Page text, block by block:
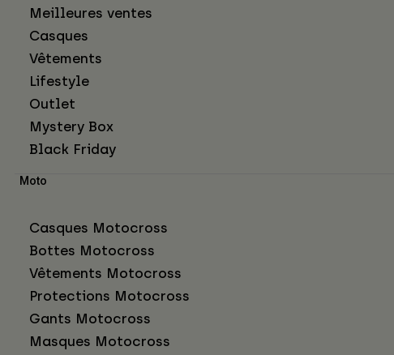
Meilleures ventes
Casques
Vêtements
Lifestyle
Outlet
Mystery Box
Black Friday
Moto
Casques Motocross
Bottes Motocross
Vêtements Motocross
Protections Motocross
Gants Motocross
Masques Motocross